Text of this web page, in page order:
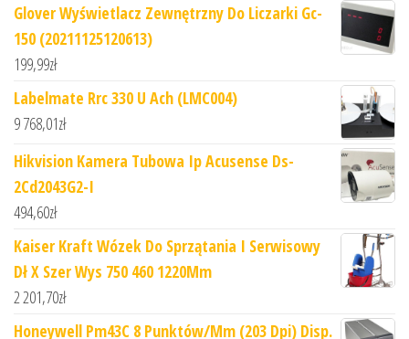
Glover Wyświetlacz Zewnętrzny Do Liczarki Gc-
150 (20211125120613)
199,99zł
Labelmate Rrc 330 U Ach (LMC004)
9 768,01zł
Hikvision Kamera Tubowa Ip Acusense Ds-
2Cd2043G2-I
494,60zł
Kaiser Kraft Wózek Do Sprzątania I Serwisowy
Dł X Szer Wys 750 460 1220Mm
2 201,70zł
Honeywell Pm43C 8 Punktów/Mm (203 Dpi) Disp.